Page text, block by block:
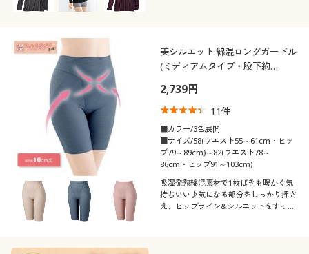
美シルエット 綿混ロングガードル
(ミディアムタイプ・股下約
仕様)
2,739円
11件
■カラー/3色展開
■サイズ/58(ウエスト55～61cm・ヒッ
プ79～89cm)～82(ウエスト78～
86cm・ヒップ91～103cm)
吸湿発熱綿混素材で1枚ばきも暖かく気
持ちいい♪気になる部分をしっかり押さ
え、ヒップライン&シルエットをすっき